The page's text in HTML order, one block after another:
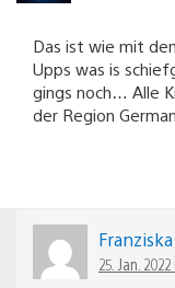
Das ist wie mit
Upps was is
gings noch… Alle
der Region
25. Jan.